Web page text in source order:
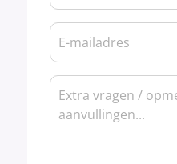
(Vereist)
E-
mailadres
Bericht